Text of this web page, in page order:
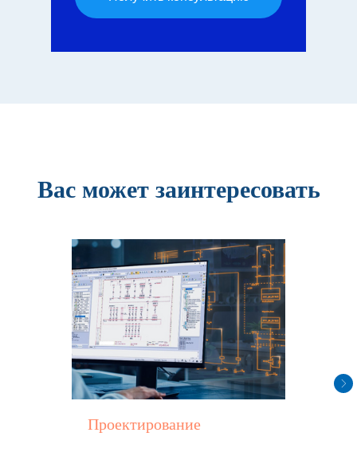
Вас может заинтересовать
Проектирование